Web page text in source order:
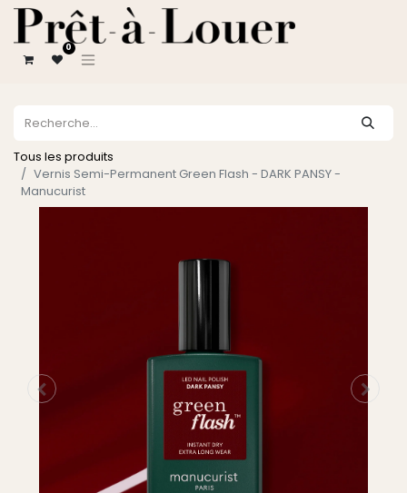
0
Tous les produits
Vernis Semi-Permanent Green Flash - DARK PANSY -
Manucurist